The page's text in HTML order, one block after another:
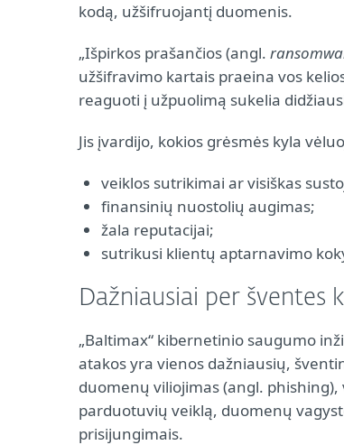
kodą, užšifruojantį duomenis.
„Išpirkos prašančios (angl.
užšifravimo kartais praeina vos
reaguoti į užpuolimą sukelia
Jis įvardijo, kokios grėsmės kyla
veiklos sutrikimai ar visiškas
finansinių nuostolių augimas;
žala reputacijai;
sutrikusi klientų aptarnavimo
Dažniausiai per šventes
„Baltimax“ kibernetinio saugumo
atakos yra vienos dažniausių,
duomenų viliojimas (angl. phishing),
parduotuvių veiklą, duomenų
prisijungimais.